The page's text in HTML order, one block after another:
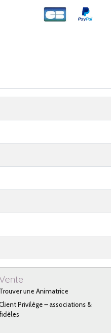
Trouver une Animatrice
Privilège – associations &